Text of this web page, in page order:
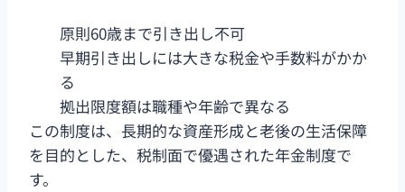
原則60歳まで引き出し不可
早期引き出しには大きな税金や手数料がかか
る
拠出限度額は職種や年齢で異なる
この制度は、長期的な資産形成と老後の生活保障
を目的とした、税制面で優遇された年金制度で
す。